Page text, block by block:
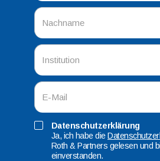
Datenschutzerklärung
Ja, ich habe die
Roth & Partners gelesen und
einverstanden.